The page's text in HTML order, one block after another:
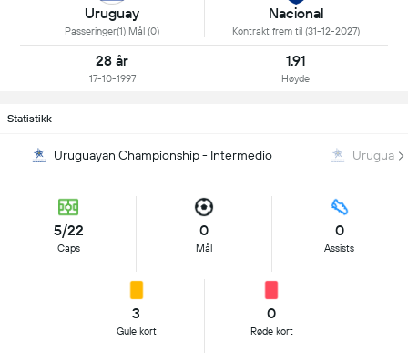
Uruguay
Passeringer(1) Mål (0)
Nacional
Kontrakt frem til (31-12-2027)
28 år
17-10-1997
1.91
Høyde
Statistikk
Uruguayan Championship - Intermedio
5/22
Caps
0
Mål
0
Assists
3
Gule kort
0
Røde kort